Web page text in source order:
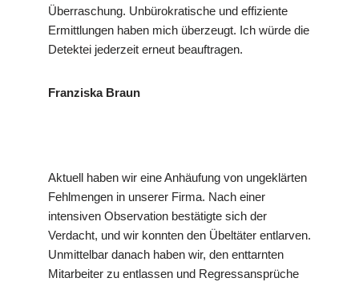
Überraschung. Unbürokratische und effiziente
Ermittlungen haben mich überzeugt. Ich würde die
Detektei jederzeit erneut beauftragen.
Franziska Braun
Aktuell haben wir eine Anhäufung von ungeklärten
Fehlmengen in unserer Firma. Nach einer
intensiven Observation bestätigte sich der
Verdacht, und wir konnten den Übeltäter entlarven.
Unmittelbar danach haben wir, den enttarnten
Mitarbeiter zu entlassen und Regressansprüche